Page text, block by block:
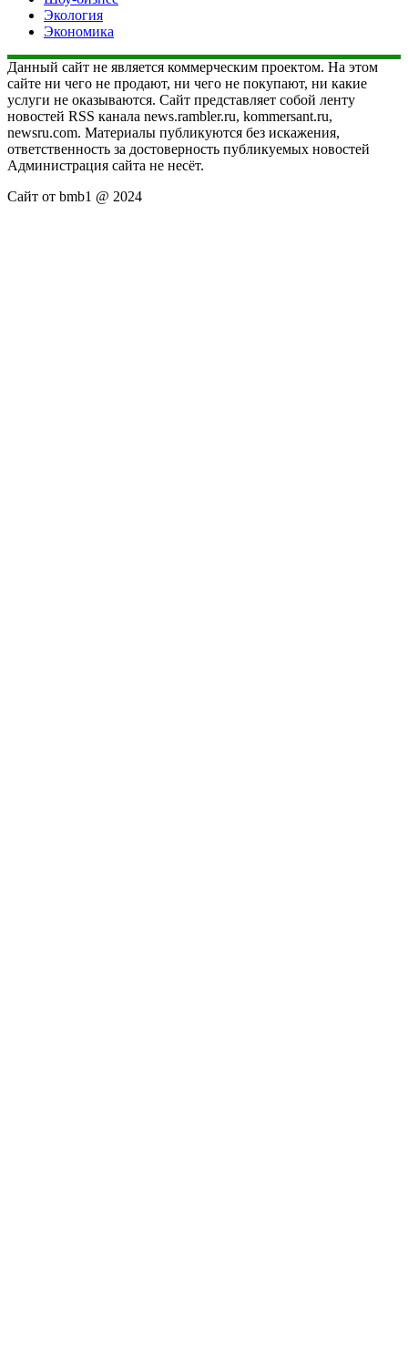
Экология
Экономика
Данный сайт не является коммерческим проектом. На этом
сайте ни чего не продают, ни чего не покупают, ни какие
услуги не оказываются. Сайт представляет собой ленту
новостей RSS канала news.rambler.ru, kommersant.ru,
newsru.com. Материалы публикуются без искажения,
ответственность за достоверность публикуемых новостей
Администрация сайта не несёт.
Сайт от bmb1 @ 2024